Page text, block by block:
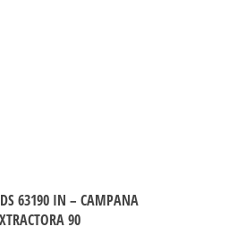
63190 IN – CAMPANA
90